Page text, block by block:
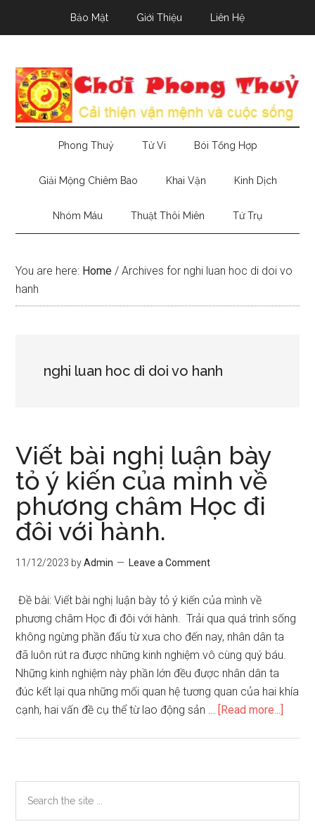
Bảo Mật Giới Thiệu Liên Hệ
Phong Thuỷ Tử Vi Bói Tổng Hợp
Giải Mộng Chiêm Bao Khai Vận Kinh Dịch
Nhóm Máu Thuật Thôi Miên Tứ Trụ
You are here: Home / Archives for nghi luan hoc di doi vo
hanh
nghi luan hoc di doi vo hanh
Viết bài nghị luận bày
tỏ ý kiến của mình về
phương châm Học đi
đôi với hành.
11/12/2023 byAdmin Leave a Comment
Đề bài: Viết bài nghị luận bày tỏ ý kiến của mình về
phương châm Học đi đôi với hành. Trải qua quá trình sống
không ngừng phần đấu từ xưa cho đến nay, nhân dân ta
đã luôn rút ra được những kinh nghiệm vô cùng quý báu.
Những kinh nghiệm này phần lớn đều được nhân dân ta
đúc kết lại qua những mối quan hệ tương quan của hai khía
cạnh, hai vấn đề cụ thể từ lao động sản … [Read more...]
luận
tỏ
Primary
Sidebar
the